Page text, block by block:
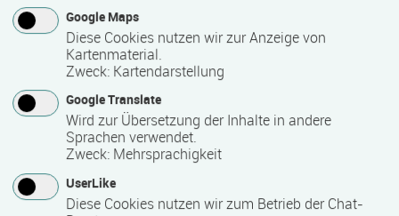
Maximale Teilnehmerzahl
Teilnahmegebühr
0,00 €
Bis zu 100 % Förderung möglich - unsere Mitarbeiter beraten
Google Maps
Diese Cookies nutzen wir zur Anzeige von
Kartenmaterial.
Zweck: Kartendarstellung
Google Translate
Wird zur Übersetzung der Inhalte in andere
Sprachen verwendet.
Zweck: Mehrsprachigkeit
UserLike
Diese Cookies nutzen wir zum Betrieb der Chat-